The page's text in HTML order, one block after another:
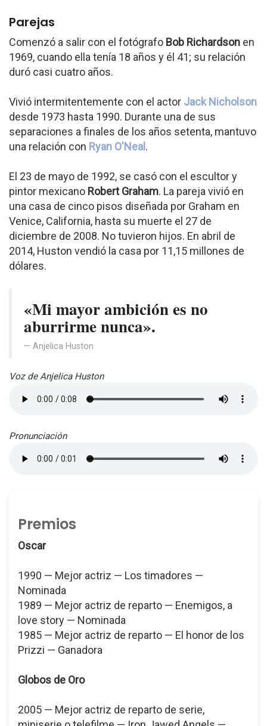
Parejas
Comenzó a salir con el fotógrafo Bob Richardson en
1969, cuando ella tenía 18 años y él 41; su relación
duró casi cuatro años.
Vivió intermitentemente con el actor Jack Nicholson
desde 1973 hasta 1990. Durante una de sus
separaciones a finales de los años setenta, mantuvo
una relación con Ryan O'Neal .
El 23 de mayo de 1992, se casó con el escultor y
pintor mexicano Robert Graham. La pareja vivió en
una casa de cinco pisos diseñada por Graham en
Venice, California, hasta su muerte el 27 de
diciembre de 2008. No tuvieron hijos. En abril de
2014, Huston vendió la casa por 11,15 millones de
dólares.
«Mi mayor ambición es no
aburrirme nunca».
Anjelica Huston
Voz de Anjelica Huston
Pronunciación
Premios
Oscar
1990 — Mejor actriz — Los timadores —
Nominada
1989 — Mejor actriz de reparto — Enemigos, a
love story — Nominada
1985 — Mejor actriz de reparto — El honor de los
Prizzi — Ganadora
Globos de Oro
2005 — Mejor actriz de reparto de serie,